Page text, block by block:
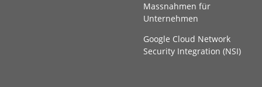
Massnahmen für
Unternehmen
Google Cloud Network
Security Integration (NSI)